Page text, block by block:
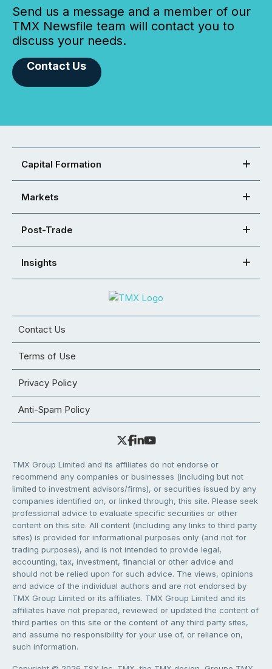
Send us a message and a member of our
TMX Newsfile team will contact you to
discuss your needs.
Contact Us
Capital Formation
Markets
Post-Trade
Insights
Contact Us
Terms of Use
Privacy Policy
Anti-Spam Policy
TMX Group Limited and its affiliates do not endorse or
recommend any companies or businesses (including but not
limited to investment advisors/firms), or securities issued by any
companies identified on, or linked through, this site. Please seek
professional advice to evaluate specific securities or other
content on this site. All content (including any links to third party
sites) is provided for informational purposes only (and not for
trading purposes), and is not intended to provide legal,
accounting, tax, investment, financial or other advice and
should not be relied upon for such advice. The views, opinions
and advice of the individual authors and are not endorsed by
TMX Group Limited or its affiliates. TMX Group Limited and its
affiliates have not prepared, reviewed or updated the content of
third parties on this site or the content of any third party sites,
and assume no responsibility for your use of, or reliance on,
such information.